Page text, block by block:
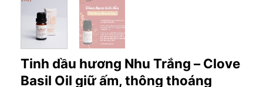
Tinh dầu hương Nhu Trắng – Clove
Basil Oil giữ ấm, thông thoáng